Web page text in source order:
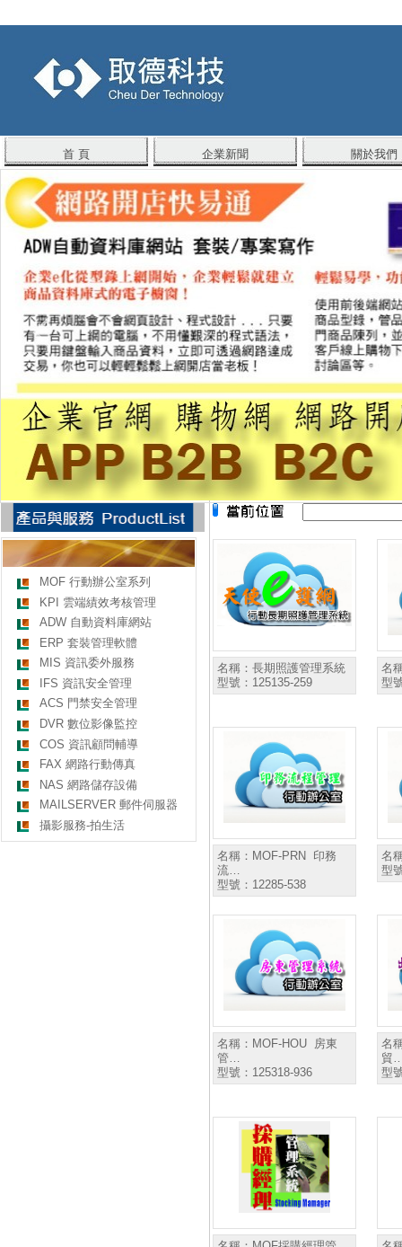
首 頁 企業新聞 關於我們
MOF 行動辦公室系列
KPI 雲端績效考核管理
ADW 自動資料庫網站
ERP 套裝管理軟體
MIS 資訊委外服務
IFS 資訊安全管理
ACS 門禁安全管理
DVR 數位影像監控
COS 資訊顧問輔導
FAX 網路行動傳真
NAS 網路儲存設備
MAILSERVER 郵件伺服器
攝影服務-拍生活
名稱： 長期照護管理系統
型號： 125135-259
名
型
名稱： MOF-PRN 印務
流…
型號： 12285-538
名
型
名稱： MOF-HOU 房東
管…
型號： 125318-936
名
貿
型